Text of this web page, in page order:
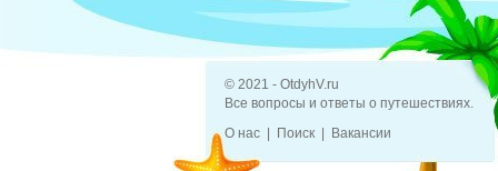
© 2021 - OtdyhV.ru
Все вопросы и ответы о путешествиях.
О нас
Поиск Вакансии